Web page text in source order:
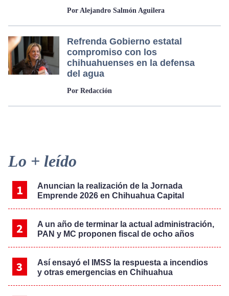
Por Alejandro Salmón Aguilera
Refrenda Gobierno estatal
compromiso con los
chihuahuenses en la defensa
del agua
Por Redacción
Primary
Sidebar
Lo + leído
Anuncian la realización de la Jornada
Emprende 2026 en Chihuahua Capital
A un año de terminar la actual administración,
PAN y MC proponen fiscal de ocho años
Así ensayó el IMSS la respuesta a incendios
y otras emergencias en Chihuahua